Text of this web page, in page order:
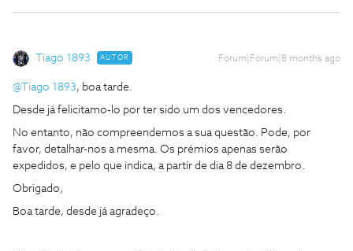
Tiago 1893 AUTOR Forum|Forum|8 months ago
@Tiago 1893, boa tarde.
Desde já felicitamo-lo por ter sido um dos vencedores.
No entanto, não compreendemos a sua questão. Pode, por
favor, detalhar-nos a mesma. Os prémios apenas serão
expedidos, e pelo que indica, a partir de dia 8 de dezembro.
Obrigado,
Boa tarde, desde já agradeço.